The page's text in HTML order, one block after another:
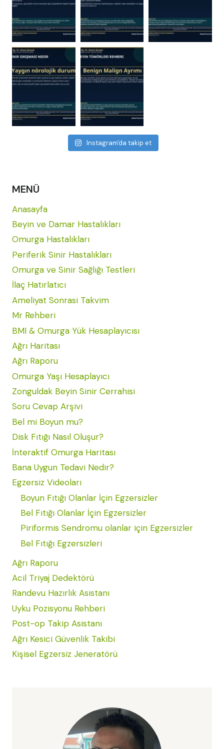
Instagram'da takip et
MENÜ
Anasayfa
Beyin ve Damar Hastalıkları
Omurga Hastalıkları
Periferik Sinir Hastalıkları
Omurga ve Sinir Sağlığı Testleri
İlaç Hatırlatıcı
Ameliyat Sonrasi Takvim
Mr Rehberi
BMI & Omurga Yük Hesaplayıcısı
Ağrı Haritası
Ağrı Raporu
Omurga Yaşı Hesaplayıcı
Zonguldak Beyin Sinir Cerrahisi
Soru Cevap Arşivi
Bel mi Boyun mu?
Disk Fıtığı Nasıl Oluşur?
İnteraktif Omurga Haritası
Bana Uygun Tedavi Nedir?
Egzersiz Videoları
Boyun Fıtığı Olanlar İçin Egzersizler
Bel Fıtığı Olanlar İçin Egzersizler
Piriformis Sendromu olanlar için Egzersizler
Bel Fıtığı Egzersizleri
Ağrı Raporu
Acil Triyaj Dedektörü
Randevu Hazırlık Asistanı
Uyku Pozisyonu Rehberi
Post-op Takip Asistanı
Ağrı Kesici Güvenlik Takibi
Kişisel Egzersiz Jeneratörü